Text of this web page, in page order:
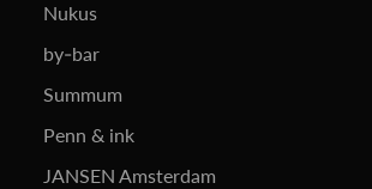
Nukus
by-bar
Summum
Penn & ink
JANSEN Amsterdam